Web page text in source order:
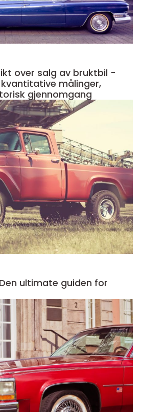
over salg av bruktbil -
målinger,
gjennomgang
ultimate guiden for